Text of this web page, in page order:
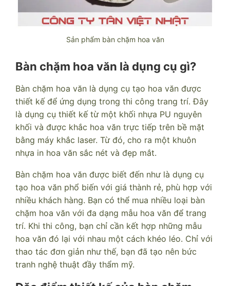
Sản phẩm bàn chặm hoa văn
Bàn chặm hoa văn là dụng cụ gì?
Bàn chặm hoa văn là dụng cụ tạo hoa văn được
thiết kế để ứng dụng trong thi công trang trí. Đây
là dụng cụ thiết kế từ một khối nhựa PU nguyên
khối và được khắc hoa văn trực tiếp trên bề mặt
bằng máy khắc laser. Từ đó, cho ra một khuôn
nhựa in hoa văn sắc nét và đẹp mắt.
Bàn chặm hoa văn được biết đến như là dụng cụ
tạo hoa văn phổ biến với giá thành rẻ, phù hợp với
nhiều khách hàng. Bạn có thể mua nhiều loại bàn
chặm hoa văn với đa dạng mẫu hoa văn để trang
trí. Khi thi công, bạn chỉ cần kết hợp những mẫu
hoa văn đó lại với nhau một cách khéo léo. Chỉ với
thao tác đơn giản như thế, bạn đã tạo nên bức
tranh nghệ thuật đầy thẩm mỹ.